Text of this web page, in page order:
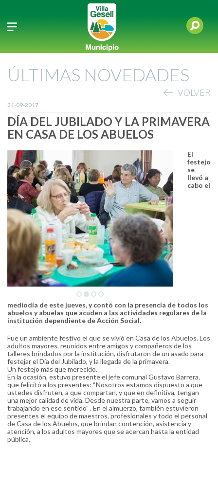
ÚLTIMAS NOVEDADES
VOLVER
21-09-2017
DÍA DEL JUBILADO Y LA PRIMAVERA
EN CASA DE LOS ABUELOS
El
festejo
se
llevó a
cabo el
mediodía de este jueves, y contó con la presencia de todos los
abuelos y abuelas que acuden a las actividades regulares de la
institución dependiente de Acción Social.
Fue un ambiente festivo el que se vivió en Casa de los Abuelos. Los
adultos mayores, reunidos entre amigos y compañeros de los
talleres brindados por la institución, disfrutaron de un asado para
festejar el Día del Jubilado, y la llegada de la primavera.
Un festejo más que merecido.
En la ocasión, estuvo presente el jefe comunal Gustavo Barrera,
que felicitó a los presentes: “Nosotros estamos dispuesto a que
ustedes disfruten, a que compartan, y que en definitiva, tengan
una mejor calidad de vida. Desde nuestra parte, vamos a seguir
trabajando en ese sentido” . En el almuerzo, también estuvieron
presentes el equipo de maestros, profesionales y todo el personal
de Casa de los Abuelos, que brindan contención, asistencia y
atención, a los adultos mayores que se acercan hasta la entidad
pública.